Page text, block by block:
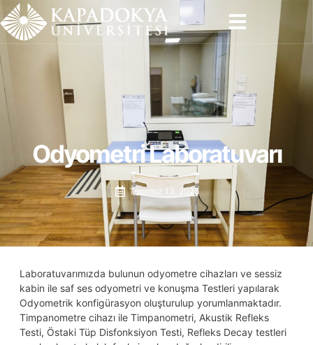
İçeriğe
atla
Odyometri Laboratuvarı
Temmuz 13, 2025
Laboratuvarımızda bulunun odyometre cihazları ve sessiz
kabin ile saf ses odyometri ve konuşma Testleri yapılarak
Odyometrik konfigürasyon oluşturulup yorumlanmaktadır.
Timpanometre cihazı ile Timpanometri, Akustik Refleks
Testi, Östaki Tüp Disfonksiyon Testi, Refleks Decay testleri